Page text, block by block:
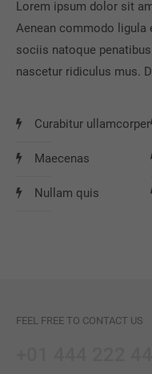
Lorem ipsum dolor sit
Aenean commodo ligula
sociis natoque
nascetur ridiculus mus.
Curabitur ullamcorper
Maecenas
Nullam quis
FEEL FREE TO CONTACT US